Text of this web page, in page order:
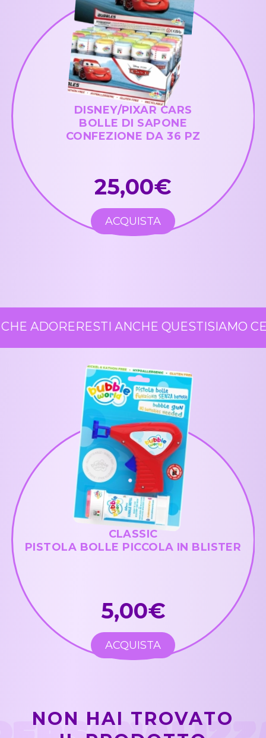
DISNEY/PIXAR CARS
BOLLE DI SAPONE
CONFEZIONE DA 36 PZ
25,00€
ACQUISTA
ADORERESTI ANCHE QUESTISIAMO
CLASSIC
PISTOLA BOLLE PICCOLA IN BLISTER
5,00€
ACQUISTA
NON HAI TROVATO